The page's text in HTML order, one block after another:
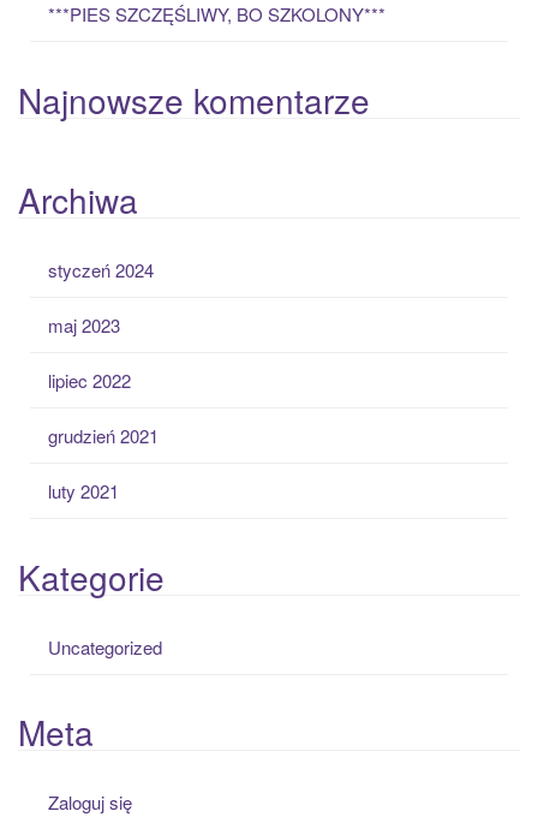
***PIES SZCZĘŚLIWY, BO SZKOLONY***
Najnowsze komentarze
Archiwa
styczeń 2024
maj 2023
lipiec 2022
grudzień 2021
luty 2021
Kategorie
Uncategorized
Meta
Zaloguj się